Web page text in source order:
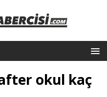
okul kaç